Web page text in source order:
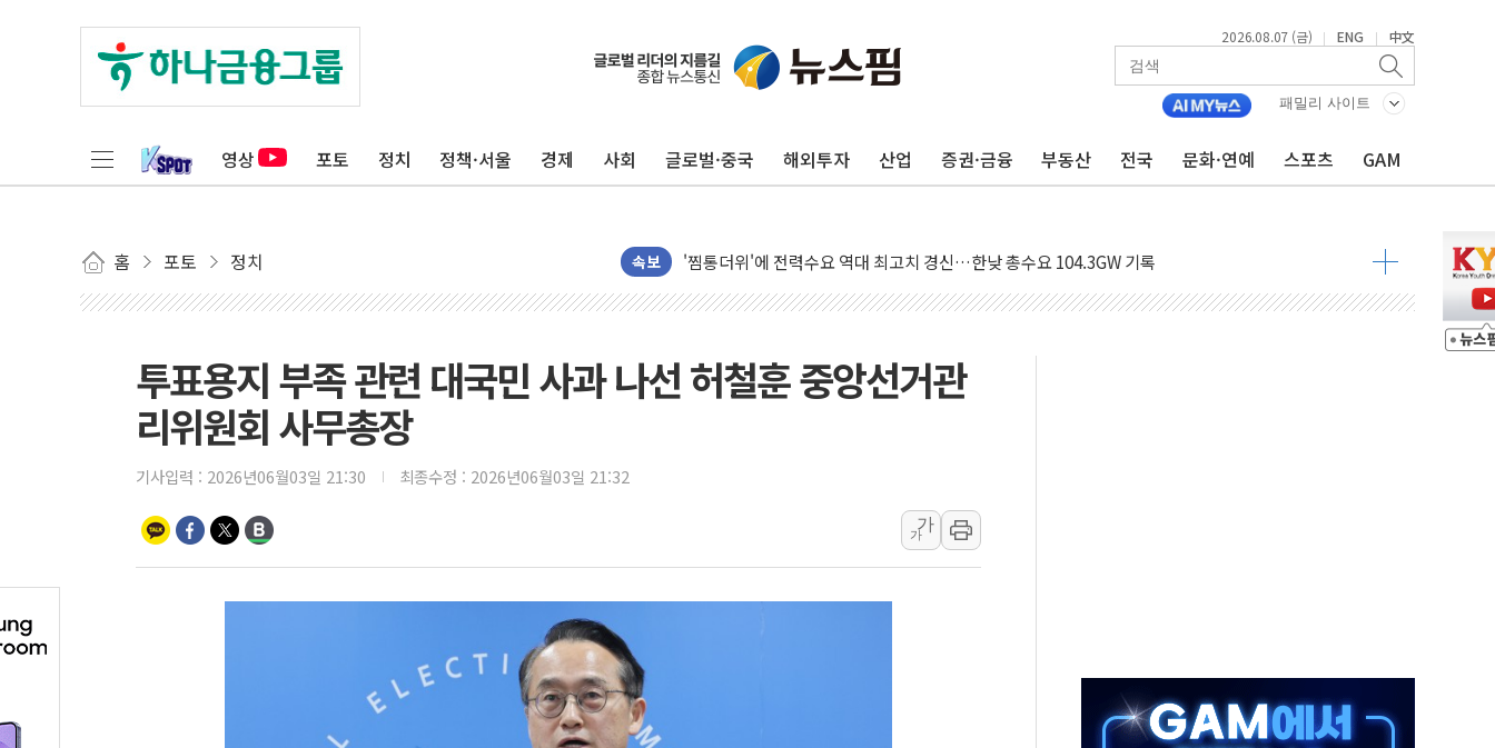
2026.08.07 (금) | ENG | 中文
패밀리 사이트
영상 포토 정치 정책·서울 경제 사회 글로벌·중국 해외투자 산업 증권·금융 부동산 전국 문화·연예 스포츠 GAM
홈 포토 정치 속보
신길동 신축도 3.3㎡당 7250만원…써밋 클라비온 59㎡ 18억원대
용산공원·그린벨트로 또 충돌…반복되는 국토부-서울시 '정책 엇박자'
[코인시황] 비트코인 6만4000달러대 횡보…고래·ETF 매수에도 고유가·금리·입법 지연 '삼중 부담'
[베트남 증시] 유동성 부진 지속, 강보합 마감...석유·가스주 올랐지만 빈그룹이 상쇄
후티 반군, 예멘 정부군과 사우디 동시 공격… 위기 고조되는 또 다른 중동 화약고
42.5도 역대급 폭염…동물들도 특별식으로 여름나기 [뉴스핌 줌인]
포스코홀딩스, 포스코인터·DX 지분 일부 매각
태국 학교서 중학생 총기 난사...최소 7명 사망
李대통령, 호우 피해 경북 안동·의성 특별재난지역 선포
'변기 수리' 집주인에게 흉기 휘두른 30대 세입자…경찰, 현행범 체포
투표용지 부족 관련 대국민 사과 나선 허철훈 중앙선거관
리위원회 사무총장
기사입력 : 2026년06월03일 21:30 최종수정 : 2026년06월03일 21:32
가
가